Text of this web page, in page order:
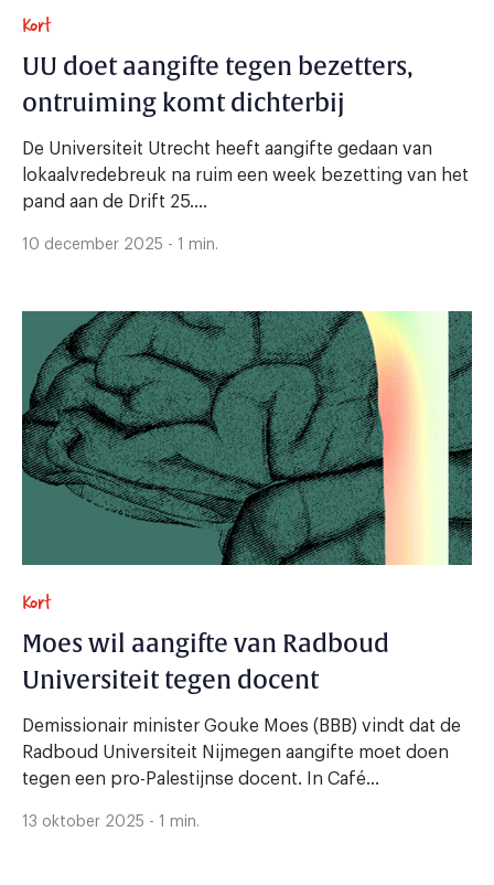
Kort
UU doet aangifte tegen bezetters,
ontruiming komt dichterbij
De Universiteit Utrecht heeft aangifte gedaan van
lokaalvredebreuk na ruim een week bezetting van het
pand aan de Drift 25....
10 december 2025 - 1 min.
Kort
Moes wil aangifte van Radboud
Universiteit tegen docent
Demissionair minister Gouke Moes (BBB) vindt dat de
Radboud Universiteit Nijmegen aangifte moet doen
tegen een pro-Palestijnse docent. In Café...
13 oktober 2025 - 1 min.